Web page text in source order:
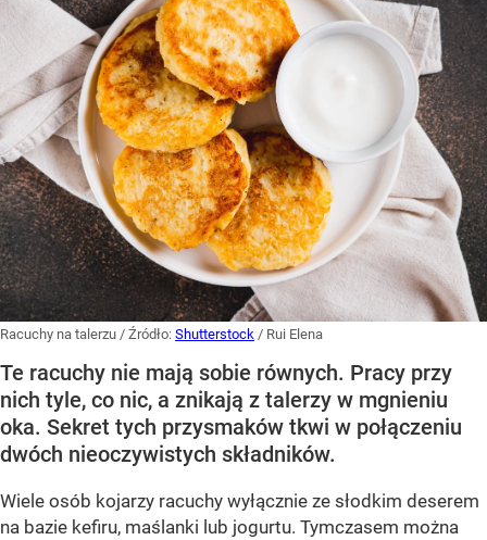
Racuchy na talerzu / Źródło: Shutterstock / Rui Elena
Te racuchy nie mają sobie równych. Pracy przy
nich tyle, co nic, a znikają z talerzy w mgnieniu
oka. Sekret tych przysmaków tkwi w połączeniu
dwóch nieoczywistych składników.
Wiele osób kojarzy racuchy wyłącznie ze słodkim deserem
na bazie kefiru, maślanki lub jogurtu. Tymczasem można